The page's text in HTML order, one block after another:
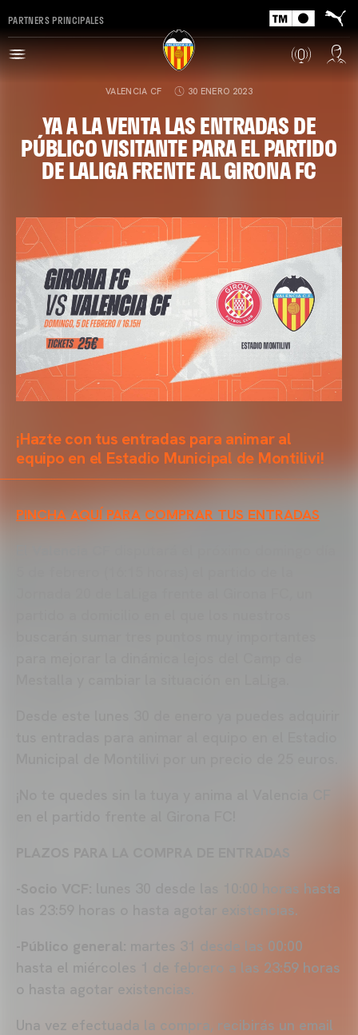
PARTNERS PRINCIPALES
VALENCIA CF 30 ENERO 2023
YA A LA VENTA LAS ENTRADAS DE
PÚBLICO VISITANTE PARA EL PARTIDO
DE LALIGA FRENTE AL GIRONA FC
¡Hazte con tus entradas para animar al
equipo en el Estadio Municipal de Montilivi!
PINCHA AQUÍ PARA COMPRAR TUS ENTRADAS
lunes 30 desde las 10:00 horas hasta
las 23:59 horas o hasta agotar existencias.
martes 31 desde las 00:00
hasta el miércoles 1 de febrero a las 23:59 horas
o hasta agotar existencias.
Una vez efectuada la compra, recibirás un email